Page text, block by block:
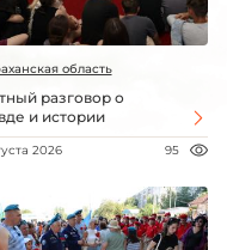
область
разговор о
и истории
2026 95